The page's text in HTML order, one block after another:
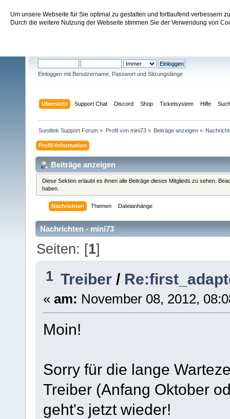
Um unsere Webseite für Sie optimal zu gestalten und fortlaufend verbessern
Durch die weitere Nutzung der Webseite stimmen Sie der Verwendung von
Sundtek Support Forum
Einloggen mit Benutzername, Passwort und Sitzungslänge
Übersicht Support Chat Discord Shop Ticketsystem Hilfe
Sundtek Support Forum » Profil von mini73» Beiträge anzeigen»
Profil-Information
Beiträge anzeigen
Diese Sektion erlaubt es ihnen alle Beiträge dieses Mitglieds zu sehen.
haben.
Nachrichten Themen Dateianhänge
Nachrichten - mini73
Seiten: [1]
1 Treiber /
« am: November 08, 2012,
Moin!
Sorry für die lange
Treiber (Anfang Oktober
geht's jetzt wieder!